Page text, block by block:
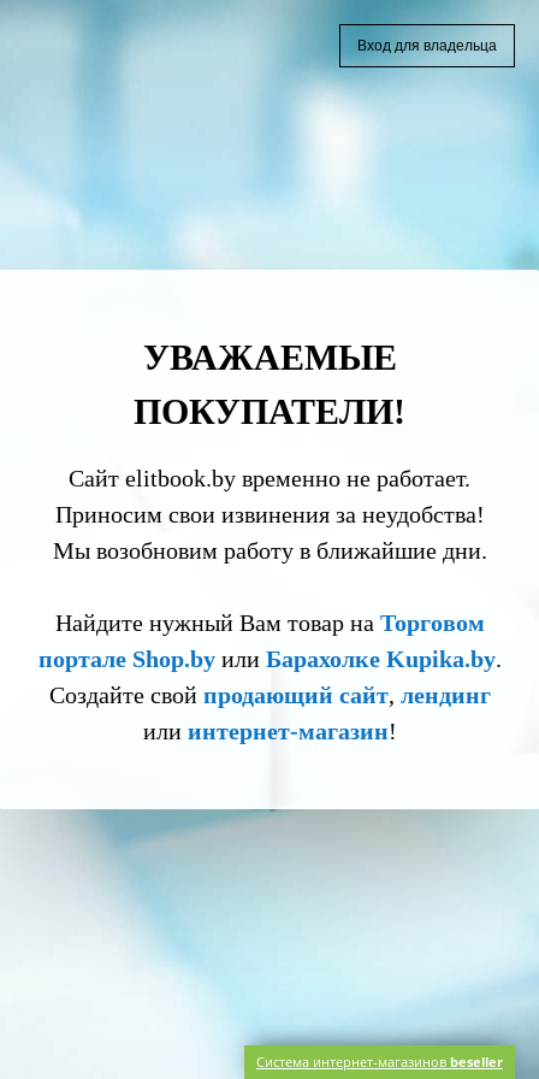
УВАЖАЕМЫЕ
ПОКУПАТЕЛИ!
Сайт elitbook.by временно не работает.
Приносим свои извинения за неудобства!
Мы возобновим работу в ближайшие дни.
Найдите нужный Вам товар на Торговом
портале Shop.byили Барахолке Kupika.by.
Создайте свой продающий сайт, лендинг
или интернет-магазин!
Вход для владельца
Система интернет-магазинов beseller